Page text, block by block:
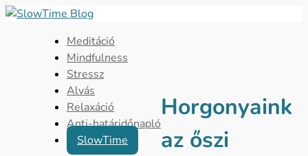
Meditáció
Mindfulness
Stressz
Alvás
Relaxáció
Anti-határidőnapló
SlowTime
Horgonyaink
az őszi